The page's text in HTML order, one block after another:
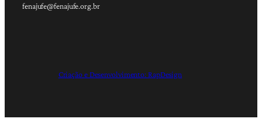
fenajufe@fenajufe.org.br
Criação e Desenvolvimento: RapDesign